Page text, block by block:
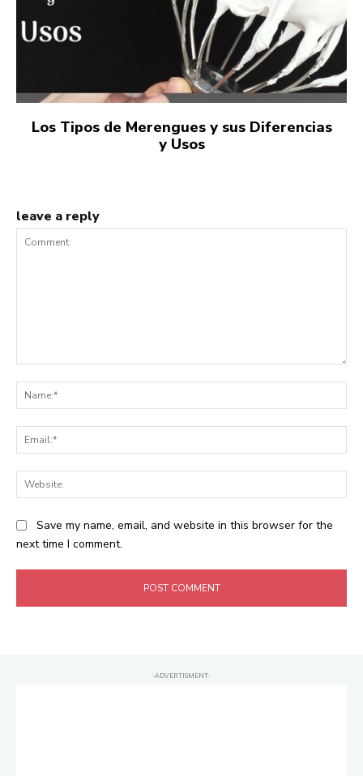
Los Tipos de Merengues y sus Diferencias
y Usos
leave a reply
Save my name, email, and website in this browser for the
next time I comment.